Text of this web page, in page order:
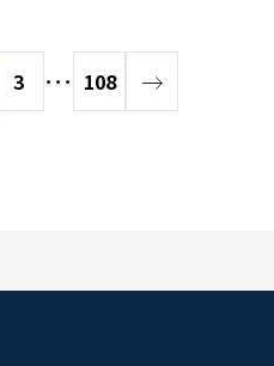
3 ･･･ 108